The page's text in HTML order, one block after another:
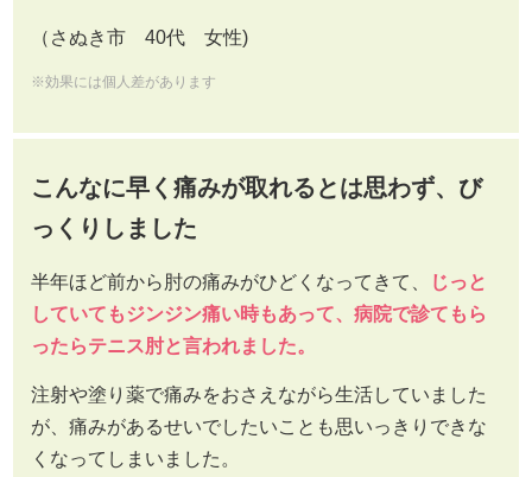
（さぬき市 40代 女性)
※効果には個人差があります
こんなに早く痛みが取れるとは思わず、び
っくりしました
半年ほど前から肘の痛みがひどくなってきて、
じっと
していてもジンジン痛い時もあって、病院で診てもら
ったらテニス肘と言われました。
注射や塗り薬で痛みをおさえながら生活していました
が、痛みがあるせいでしたいことも思いっきりできな
くなってしまいました。